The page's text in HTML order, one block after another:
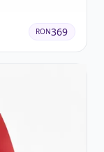
RON369